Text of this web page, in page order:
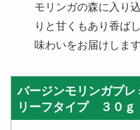
モリンガの森に入り
りと甘くもあり香ば
味わいをお届けします
バージンモリンガプレ
リーフタイプ ３０ｇ